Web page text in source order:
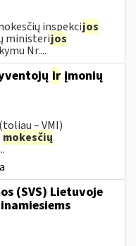
inspekcijos
ministerijos
Nr....
ir įmonių
– VMI)
mokesčių
(SVS) Lietuvoje